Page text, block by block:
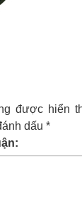
được hiển
dấu *